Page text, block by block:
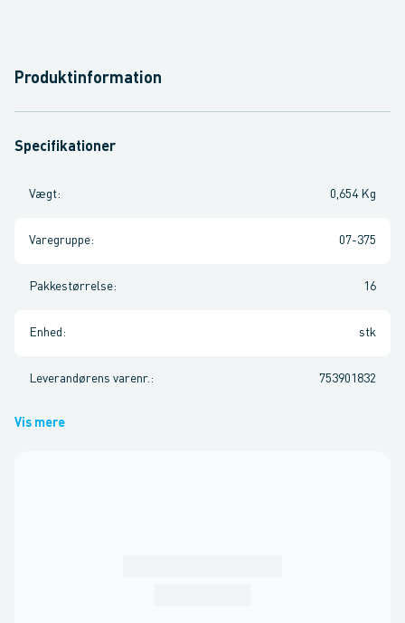
Produktinformation
Specifikationer
Vægt: 0,654 Kg
Varegruppe: 07-375
Pakkestørrelse: 16
Enhed : stk
Leverandørens varenr. : 753901832
Vis mere